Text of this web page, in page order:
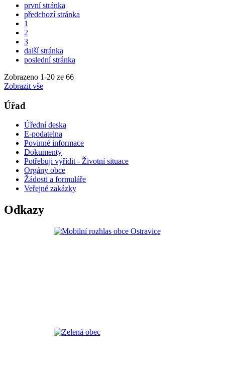
první stránka
předchozí stránka
1
2
3
další stránka
poslední stránka
Zobrazeno 1-20 ze 66
Zobrazit vše
Úřad
Úřední deska
E-podatelna
Povinné informace
Dokumenty
Potřebuji vyřídit - Životní situace
Orgány obce
Žádosti a formuláře
Veřejné zakázky
Odkazy